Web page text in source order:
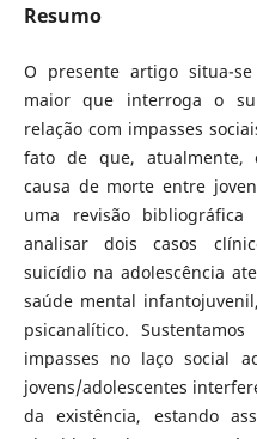
Resumo
O presente artigo situa-
maior que interroga o
relação com impasses
fato de que, atualmente,
causa de morte entre
uma revisão
analisar dois casos
suicídio na adolescência
saúde mental
psicanalítico.
impasses no laço social
jovens/adolescentes
da existência, estando